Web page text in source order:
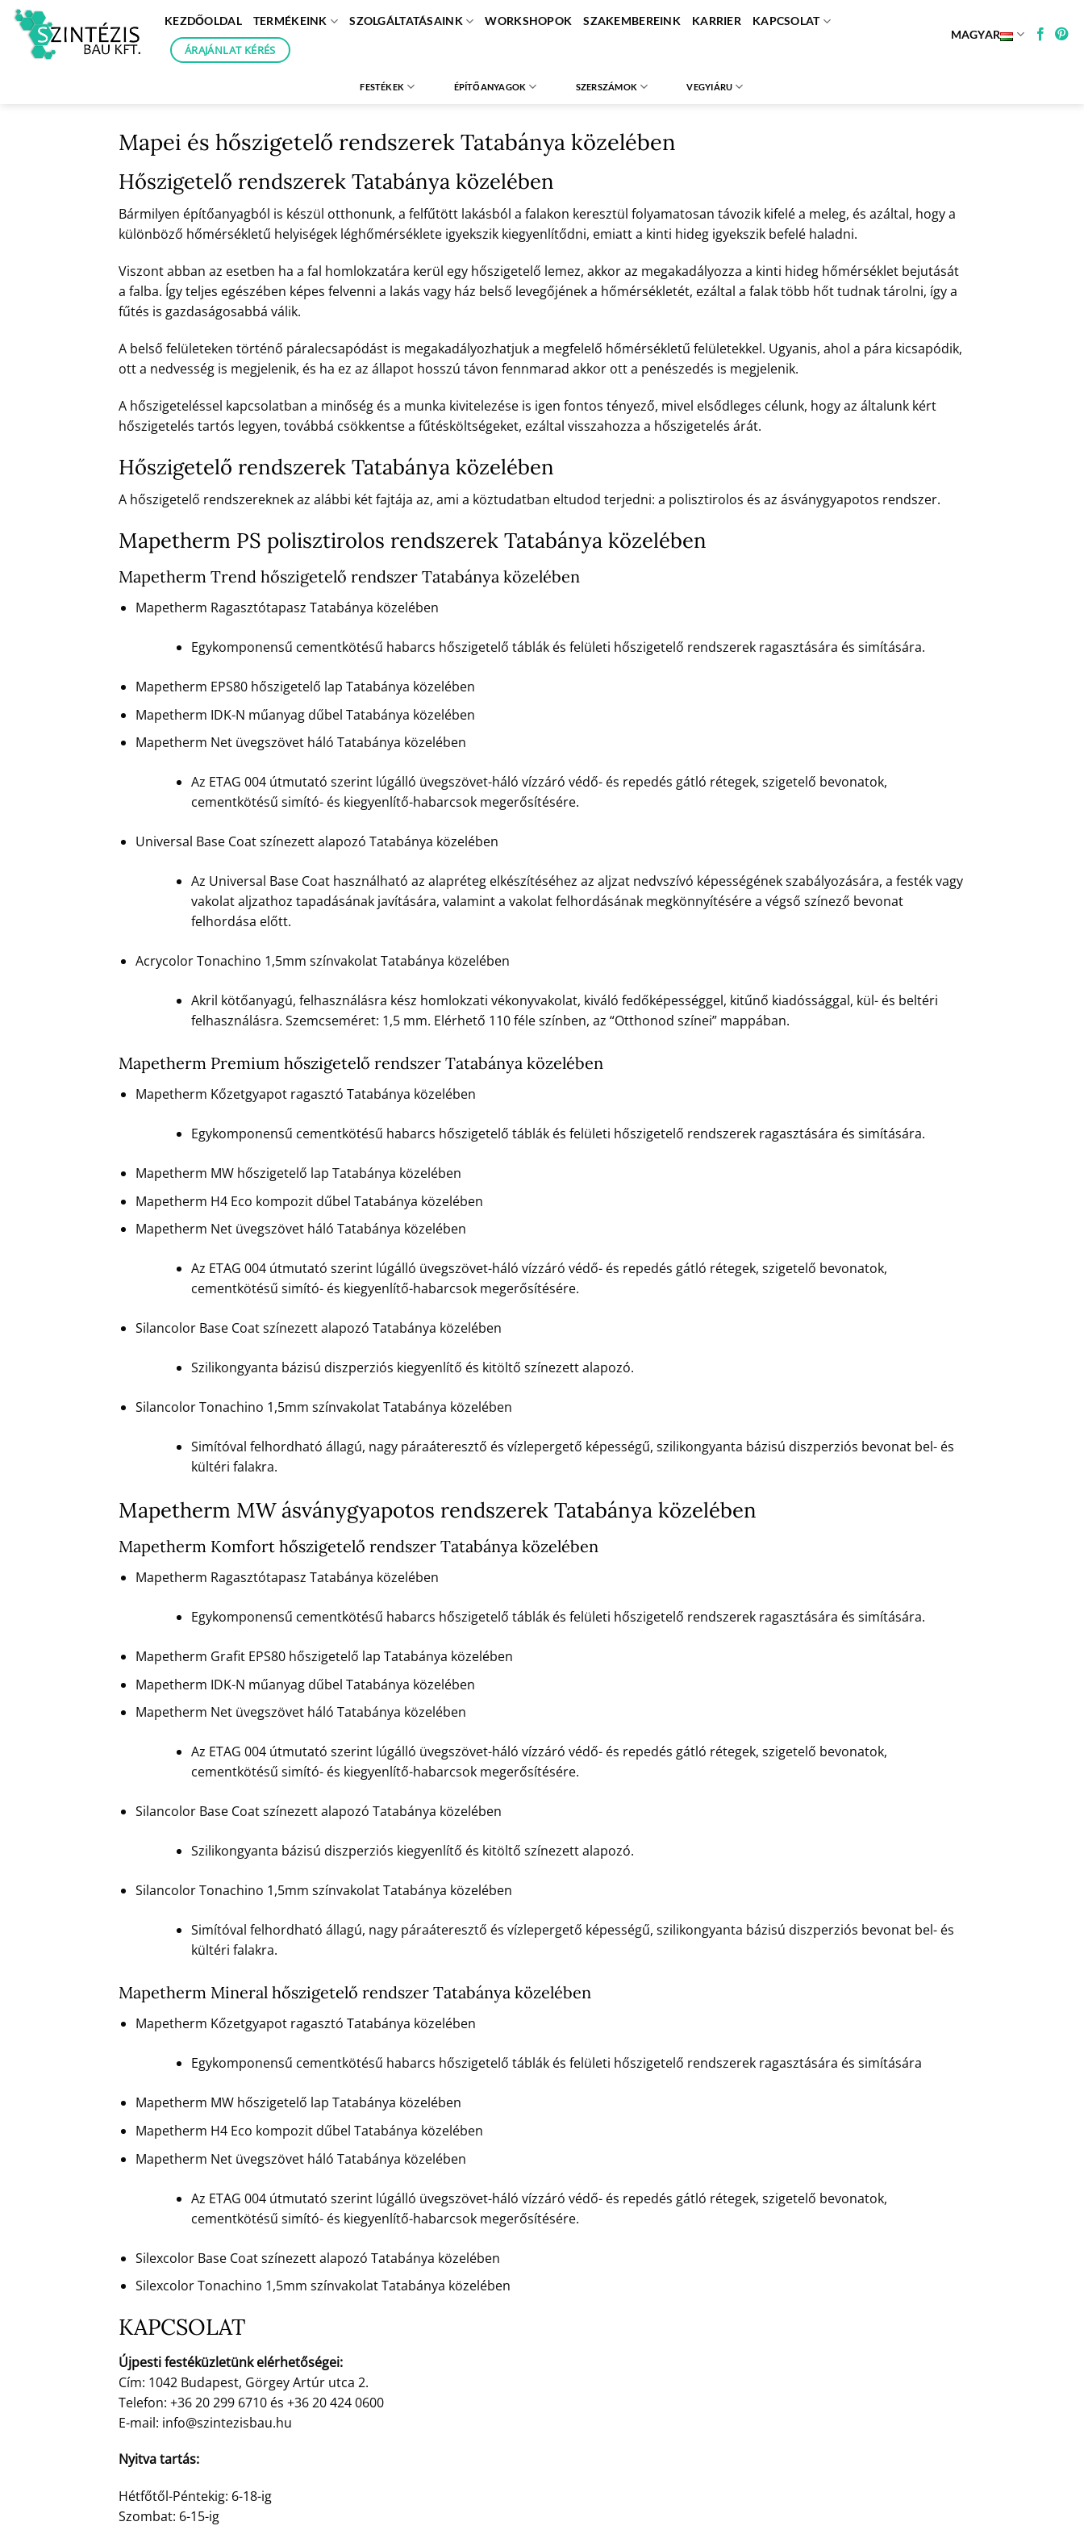
Skip
content
KEZDŐOLDAL TERMÉKEINK SZOLGÁLTATÁSAINK WORKSHOPOK SZAKEMBEREINK KARRIER KAPCSOLAT
ÁRAJÁNLAT KÉRÉS
MAGYAR
FESTÉKEK ÉPÍTŐANYAGOK SZERSZÁMOK VEGYIÁRU
Mapei és hőszigetelő rendszerek Tatabánya közelében
Hőszigetelő rendszerek Tatabánya közelében
Bármilyen építőanyagból is készül otthonunk, a felfűtött lakásból a falakon keresztül folyamatosan távozik kifelé a meleg, és azáltal, hogy a
különböző hőmérsékletű helyiségek léghőmérséklete igyekszik kiegyenlítődni, emiatt a kinti hideg igyekszik befelé haladni.
Viszont abban az esetben ha a fal homlokzatára kerül egy hőszigetelő lemez, akkor az megakadályozza a kinti hideg hőmérséklet bejutását
a falba. Így teljes egészében képes felvenni a lakás vagy ház belső levegőjének a hőmérsékletét, ezáltal a falak több hőt tudnak tárolni, így a
fűtés is gazdaságosabbá válik.
A belső felületeken történő páralecsapódást is megakadályozhatjuk a megfelelő hőmérsékletű felületekkel. Ugyanis, ahol a pára kicsapódik,
ott a nedvesség is megjelenik, és ha ez az állapot hosszú távon fennmarad akkor ott a penészedés is megjelenik.
A hőszigeteléssel kapcsolatban a minőség és a munka kivitelezése is igen fontos tényező, mivel elsődleges célunk, hogy az általunk kért
hőszigetelés tartós legyen, továbbá csökkentse a fűtésköltségeket, ezáltal visszahozza a hőszigetelés árát.
Hőszigetelő rendszerek Tatabánya közelében
A hőszigetelő rendszereknek az alábbi két fajtája az, ami a köztudatban eltudod terjedni: a polisztirolos és az ásványgyapotos rendszer.
Mapetherm PS polisztirolos rendszerek Tatabánya közelében
Mapetherm Trend hőszigetelő rendszer Tatabánya közelében
Mapetherm Ragasztótapasz Tatabánya közelében
Egykomponensű cementkötésű habarcs hőszigetelő táblák és felületi hőszigetelő rendszerek ragasztására és simítására.
Mapetherm EPS80 hőszigetelő lap Tatabánya közelében
Mapetherm IDK-N műanyag dűbel Tatabánya közelében
Mapetherm Net üvegszövet háló Tatabánya közelében
Az ETAG 004 útmutató szerint lúgálló üvegszövet-háló vízzáró védő- és repedés gátló rétegek, szigetelő bevonatok,
cementkötésű simító- és kiegyenlítő-habarcsok megerősítésére.
Universal Base Coat színezett alapozó Tatabánya közelében
Az Universal Base Coat használható az alapréteg elkészítéséhez az aljzat nedvszívó képességének szabályozására, a festék vagy
vakolat aljzathoz tapadásának javítására, valamint a vakolat felhordásának megkönnyítésére a végső színező bevonat
felhordása előtt.
Acrycolor Tonachino 1,5mm színvakolat Tatabánya közelében
Akril kötőanyagú, felhasználásra kész homlokzati vékonyvakolat, kiváló fedőképességgel, kitűnő kiadóssággal, kül- és beltéri
felhasználásra. Szemcseméret: 1,5 mm. Elérhető 110 féle színben, az “Otthonod színei” mappában.
Mapetherm Premium hőszigetelő rendszer Tatabánya közelében
Mapetherm Kőzetgyapot ragasztó Tatabánya közelében
Egykomponensű cementkötésű habarcs hőszigetelő táblák és felületi hőszigetelő rendszerek ragasztására és simítására.
Mapetherm MW hőszigetelő lap Tatabánya közelében
Mapetherm H4 Eco kompozit dűbel Tatabánya közelében
Mapetherm Net üvegszövet háló Tatabánya közelében
Az ETAG 004 útmutató szerint lúgálló üvegszövet-háló vízzáró védő- és repedés gátló rétegek, szigetelő bevonatok,
cementkötésű simító- és kiegyenlítő-habarcsok megerősítésére.
Silancolor Base Coat színezett alapozó Tatabánya közelében
Szilikongyanta bázisú diszperziós kiegyenlítő és kitöltő színezett alapozó.
Silancolor Tonachino 1,5mm színvakolat Tatabánya közelében
Simítóval felhordható állagú, nagy páraáteresztő és vízlepergető képességű, szilikongyanta bázisú diszperziós bevonat bel- és
kültéri falakra.
Mapetherm MW ásványgyapotos rendszerek Tatabánya közelében
Mapetherm Komfort hőszigetelő rendszer Tatabánya közelében
Mapetherm Ragasztótapasz Tatabánya közelében
Egykomponensű cementkötésű habarcs hőszigetelő táblák és felületi hőszigetelő rendszerek ragasztására és simítására.
Mapetherm Grafit EPS80 hőszigetelő lap Tatabánya közelében
Mapetherm IDK-N műanyag dűbel Tatabánya közelében
Mapetherm Net üvegszövet háló Tatabánya közelében
Az ETAG 004 útmutató szerint lúgálló üvegszövet-háló vízzáró védő- és repedés gátló rétegek, szigetelő bevonatok,
cementkötésű simító- és kiegyenlítő-habarcsok megerősítésére.
Silancolor Base Coat színezett alapozó Tatabánya közelében
Szilikongyanta bázisú diszperziós kiegyenlítő és kitöltő színezett alapozó.
Silancolor Tonachino 1,5mm színvakolat Tatabánya közelében
Simítóval felhordható állagú, nagy páraáteresztő és vízlepergető képességű, szilikongyanta bázisú diszperziós bevonat bel- és
kültéri falakra.
Mapetherm Mineral hőszigetelő rendszer Tatabánya közelében
Mapetherm Kőzetgyapot ragasztó Tatabánya közelében
Egykomponensű cementkötésű habarcs hőszigetelő táblák és felületi hőszigetelő rendszerek ragasztására és simítására
Mapetherm MW hőszigetelő lap Tatabánya közelében
Mapetherm H4 Eco kompozit dűbel Tatabánya közelében
Mapetherm Net üvegszövet háló Tatabánya közelében
Az ETAG 004 útmutató szerint lúgálló üvegszövet-háló vízzáró védő- és repedés gátló rétegek, szigetelő bevonatok,
cementkötésű simító- és kiegyenlítő-habarcsok megerősítésére.
Silexcolor Base Coat színezett alapozó Tatabánya közelében
Silexcolor Tonachino 1,5mm színvakolat Tatabánya közelében
KAPCSOLAT
Újpesti festéküzletünk elérhetőségei:
Cím: 1042 Budapest, Görgey Artúr utca 2.
Telefon: +36 20 299 6710 és +36 20 424 0600
E-mail: info@szintezisbau.hu
Nyitva tartás:
Hétfőtől-Péntekig: 6-18-ig
Szombat: 6-15-ig